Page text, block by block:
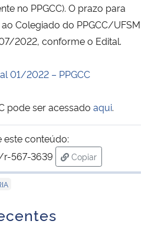
no PPGCC). O prazo para
Colegiado do PPGCC/UFSM
2022, conforme o Edital.
01/2022 – PPGCC
pode ser acessado aqui.
este conteúdo:
567-3639
Copiar
para área de